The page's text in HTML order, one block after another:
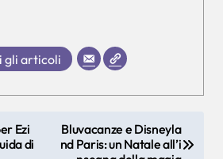
gli articoli
Ezi
di
Bluvacanze e Disneyla
nd Paris: un Natale all’i